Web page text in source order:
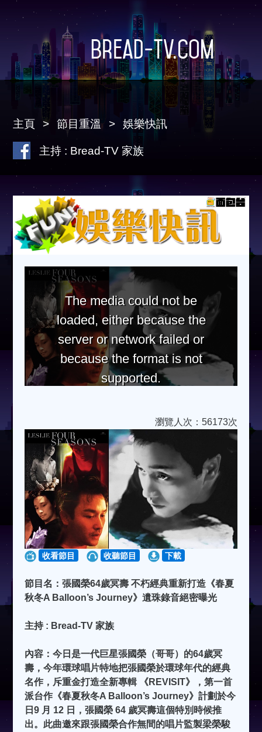
Bread-TV.com
主頁 節目重溫 娛樂快訊
主持 : Bread-TV 家族
The media could not be
loaded, either because the
server or network failed or
because the format is not
supported.
瀏覽人次：56173次
收看節目 收聽節目 下載
節目名：張國榮64歲冥壽 不朽經典重新打造《春夏
秋冬A Balloon’s Journey》遺珠錄音絕密曝光
主持 : Bread-TV 家族
內容：今日是一代巨星張國榮（哥哥）的64歲冥
壽，今年環球唱片特地把張國榮於環球年代的經典
名作，斥重金打造全新專輯 《REVISIT》，第一首
派台作《春夏秋冬A Balloon’s Journey》計劃於今
日9 月 12 日，張國榮 64 歲冥壽這個特別時候推
出。此曲邀來跟張國榮合作無間的唱片監製梁榮駿